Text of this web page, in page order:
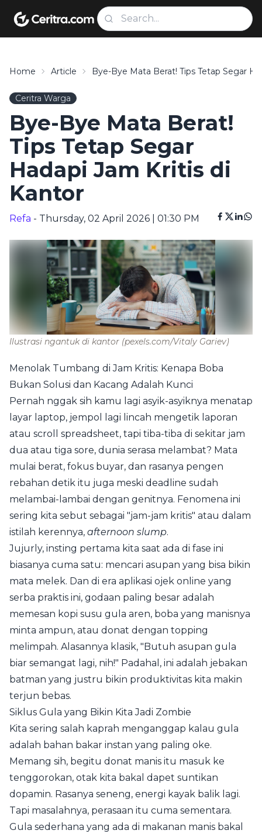
Home Article Bye-Bye Mata Berat! Tips Tetap Segar
Ceritra Warga
Bye-Bye Mata Berat!
Tips Tetap Segar
Hadapi Jam Kritis di
Kantor
Refa - Thursday, 02 April 2026 | 01:30 PM
Ilustrasi ngantuk di kantor (pexels.com/Vitaly Gariev)
Menolak Tumbang di Jam Kritis: Kenapa Boba
Bukan Solusi dan Kacang Adalah Kunci
Pernah nggak sih kamu lagi asyik-asyiknya menatap
layar laptop, jempol lagi lincah mengetik laporan
atau scroll spreadsheet, tapi tiba-tiba di sekitar jam
dua atau tiga sore, dunia serasa melambat? Mata
mulai berat, fokus buyar, dan rasanya pengen
rebahan detik itu juga meski deadline sudah
melambai-lambai dengan genitnya. Fenomena ini
sering kita sebut sebagai "jam-jam kritis" atau dalam
istilah kerennya, afternoon slump.
Jujurly, insting pertama kita saat ada di fase ini
biasanya cuma satu: mencari asupan yang bisa bikin
mata melek. Dan di era aplikasi ojek online yang
serba praktis ini, godaan paling besar adalah
memesan kopi susu gula aren, boba yang manisnya
minta ampun, atau donat dengan topping
melimpah. Alasannya klasik, "Butuh asupan gula
biar semangat lagi, nih!" Padahal, ini adalah jebakan
batman yang justru bikin produktivitas kita makin
terjun bebas.
Siklus Gula yang Bikin Kita Jadi Zombie
Kita sering salah kaprah menganggap kalau gula
adalah bahan bakar instan yang paling oke.
Memang sih, begitu donat manis itu masuk ke
tenggorokan, otak kita bakal dapet suntikan
dopamin. Rasanya seneng, energi kayak balik lagi.
Tapi masalahnya, perasaan itu cuma sementara.
Gula sederhana yang ada di makanan manis bakal